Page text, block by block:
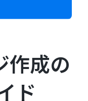
作成の
ド